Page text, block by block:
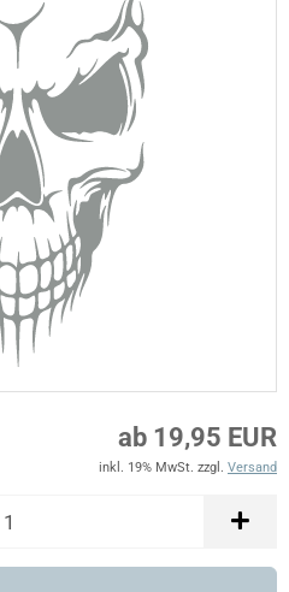
ab 19,95 EUR
inkl. 19% MwSt. zzgl. Versand